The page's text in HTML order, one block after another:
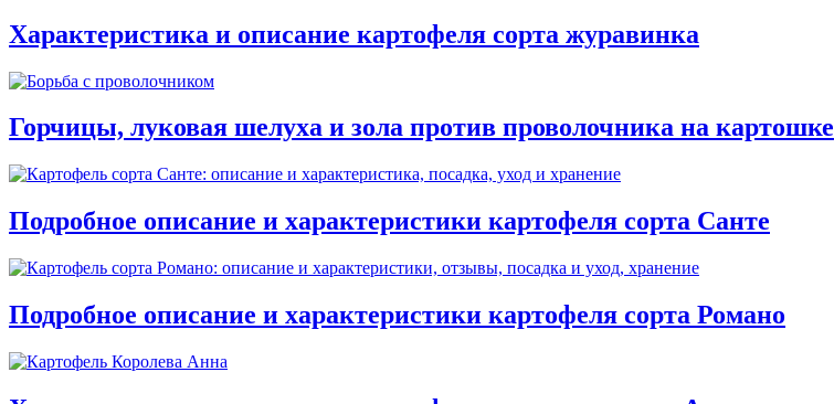
Характеристика и описание картофеля сорта журавинка
Горчицы, луковая шелуха и зола против проволочника на картошке
Подробное описание и характеристики картофеля сорта Санте
Подробное описание и характеристики картофеля сорта Романо